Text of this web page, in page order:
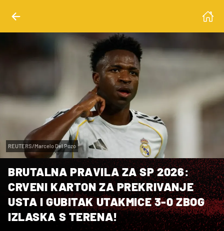
REUTERS/Marcelo Del Pozo
BRUTALNA PRAVILA ZA SP 2026:
CRVENI KARTON ZA PREKRIVANJE
USTA I GUBITAK UTAKMICE 3-0 ZBOG
IZLASKA S TERENA!